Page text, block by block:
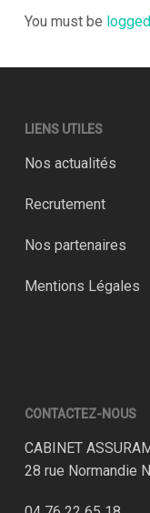
You must be
LIENS UTILES
Nos actualités
Recrutement
Nos partenaires
Mentions Légales
CONTACTEZ-NOUS
CABINET
28 rue Normandie